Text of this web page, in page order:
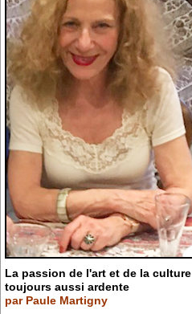
La passion de l'art et de la culture
toujours aussi ardente
par Paule Martigny